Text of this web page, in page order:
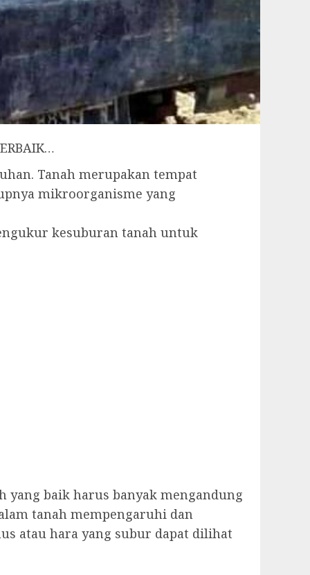
Tanah merupakan tempat
mikroorganisme yang
kesuburan tanah untuk
yang baik harus banyak mengandung
tanah mempengaruhi dan
atau hara yang subur dapat dilihat